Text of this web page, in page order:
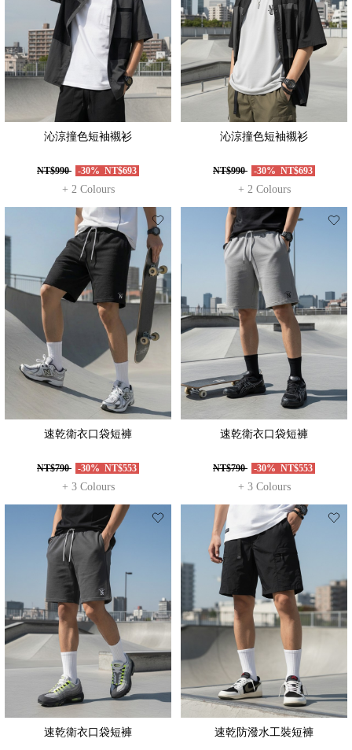
沁涼撞色短袖襯衫
NT$990 -30% NT$693
+ 2 Colours
沁涼撞色短袖襯衫
NT$990 -30% NT$693
+ 2 Colours
速乾衛衣口袋短褲
NT$790 -30% NT$553
+ 3 Colours
速乾衛衣口袋短褲
NT$790 -30% NT$553
+ 3 Colours
速乾衛衣口袋短褲 速乾防潑水工裝短褲